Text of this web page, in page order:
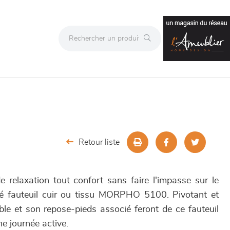
Retour liste
relaxation tout confort sans faire l'impasse sur le
fauteuil cuir ou tissu MORPHO 5100. Pivotant et
et son repose-pieds associé feront de ce fauteuil
journée active.